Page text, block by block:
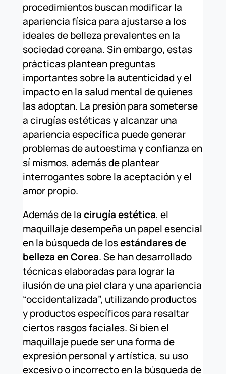
procedimientos buscan modificar la
apariencia física para ajustarse a los
ideales de belleza prevalentes en la
sociedad coreana. Sin embargo, estas
prácticas plantean preguntas
importantes sobre la autenticidad y el
impacto en la salud mental de quienes
las adoptan. La presión para someterse
a cirugías estéticas y alcanzar una
apariencia específica puede generar
problemas de autoestima y confianza en
sí mismos, además de plantear
interrogantes sobre la aceptación y el
amor propio.
Además de lacirugía estética, el
maquillaje desempeña un papel esencial
en la búsqueda de losestándares de
belleza en Corea. Se han desarrollado
técnicas elaboradas para lograr la
ilusión de una piel clara y una apariencia
“occidentalizada”, utilizando productos
y productos específicos para resaltar
ciertos rasgos faciales. Si bien el
maquillaje puede ser una forma de
expresión personal y artística, su uso
excesivo o incorrecto en la búsqueda de